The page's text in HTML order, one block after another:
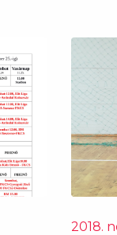
2018.